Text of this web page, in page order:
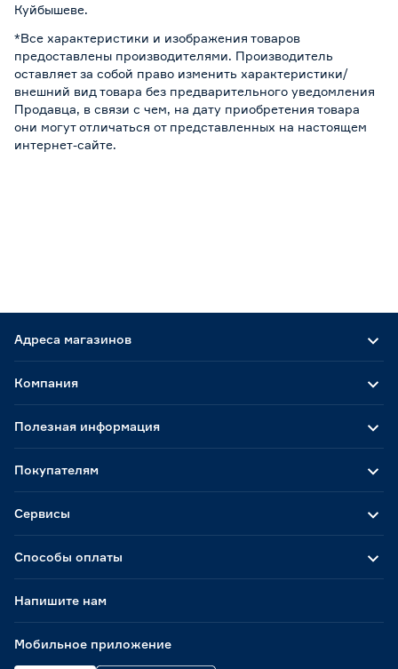
Куйбышеве.
*Все характеристики и изображения товаров
предоставлены производителями. Производитель
оставляет за собой право изменить характеристики/
внешний вид товара без предварительного уведомления
Продавца, в связи с чем, на дату приобретения товара
они могут отличаться от представленных на настоящем
интернет-сайте.
Адреса магазинов
Способы оплаты
Мобильное приложение
Компания
Полезная информация
Покупателям
Сервисы
Напишите нам